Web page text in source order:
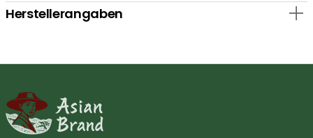
Herstellerangaben